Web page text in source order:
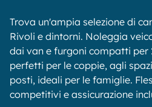
Trova un'ampia selezione di
Rivoli e dintorni. Noleggia
dai van e furgoni compatti per
perfetti per le coppie, agli
posti, ideali per le famiglie.
competitivi e assicurazione